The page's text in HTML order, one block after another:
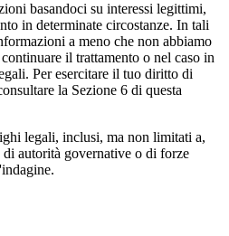
basandoci su interessi legittimi,
in determinate circostanze. In tali
a meno che non abbiamo
il trattamento o nel caso in
Per esercitare il tuo diritto di
la Sezione 6 di questa
legali, inclusi, ma non limitati a,
di autorità governative o di forze